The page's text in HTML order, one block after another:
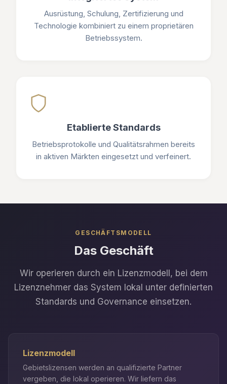
Ausrüstung, Schulung, Zertifizierung und
Technologie kombiniert zu einem proprietären
Betriebssystem.
Etablierte Standards
Betriebsprotokolle und Qualitätsrahmen bereits
in aktiven Märkten eingesetzt und verfeinert.
GESCHÄFTSMODELL
Das Geschäft
Wir operieren durch ein Lizenzmodell, bei dem
Lizenznehmer das System lokal unter definierten
Standards und Governance einsetzen.
Lizenzmodell
Gebietslizensen werden an qualifizierte Partner
vergeben, die lokal operieren. Wir liefern das